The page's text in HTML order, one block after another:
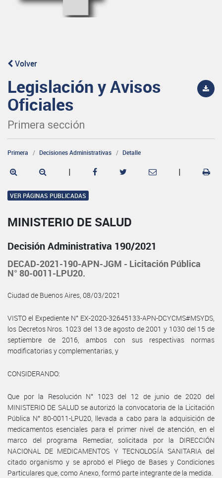
Volver
Legislación y Avisos
Oficiales
Primera sección
Primera Decisiones Administrativas Detalle
| |
VER PÁGINAS PUBLICADAS
MINISTERIO DE SALUD
Decisión Administrativa 190/2021
DECAD-2021-190-APN-JGM - Licitación Pública
N° 80-0011-LPU20.
Ciudad de Buenos Aires, 08/03/2021
VISTO el Expediente N° EX-2020-32645133-APN-DCYCMS#MSYDS,
los Decretos Nros. 1023 del 13 de agosto de 2001 y 1030 del 15 de
septiembre de 2016, ambos con sus respectivas normas
modificatorias y complementarias, y
CONSIDERANDO:
Que por la Resolución N° 1023 del 12 de junio de 2020 del
MINISTERIO DE SALUD se autorizó la convocatoria de la Licitación
Pública N° 80-0011-LPU20, llevada a cabo para la adquisición de
medicamentos esenciales para el primer nivel de atención, en el
marco del programa Remediar, solicitada por la DIRECCIÓN
NACIONAL DE MEDICAMENTOS Y TECNOLOGÍA SANITARIA del
citado organismo y se aprobó el Pliego de Bases y Condiciones
Particulares que, como Anexo, formó parte integrante de la medida.